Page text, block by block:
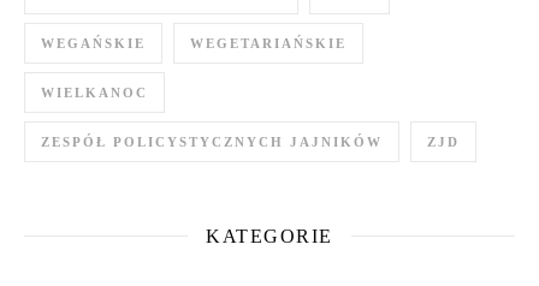
WEGAŃSKIE WEGETARIAŃSKIE
WIELKANOC
ZESPÓŁ POLICYSTYCZNYCH JAJNIKÓW ZJD
KATEGORIE